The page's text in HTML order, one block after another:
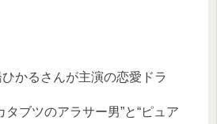
かるさんが主演の恋愛ドラ
タブツのアラサー男”と“ピュア